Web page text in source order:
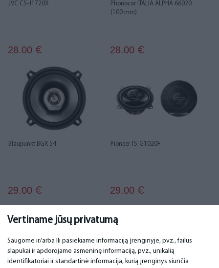
Vertiname jūsų privatumą
Saugome ir/arba Ili pasiekiame informaciją įrenginyje, pvz., failus
slapukai ir apdorojame asmeninę informaciją, pvz., unikalią
identifikatoriai ir standartinė informacija, kurią įrenginys siunčia
JVC CS-J1720X
28.00 €
Phonocar ITALIA ALPHA 66020
(100 mm)
28.00 €
Blaupunkt BGX 54
29.00 €
Pioneer TS-G1020F
29.00 €
1 2 3 4 5
SVARBU KONTAKTINIAI DUOMENYS